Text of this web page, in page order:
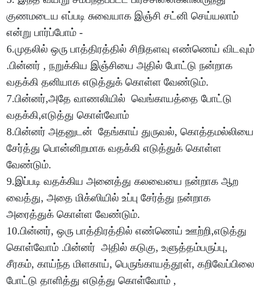
குணமடைய எப்படி சுவையாக இஞ்சி சட்னி செய்யலாம்
என்று பார்ப்போம் -
6.முதலில் ஒரு பாத்திரத்தில் சிறிதளவு எண்ணெய் விடவும்
.பின்னர் , நறுக்கிய இஞ்சியை அதில் போட்டு நன்றாக
வதக்கி தனியாக எடுத்துக் கொள்ள வேண்டும்.
7.பின்னர்,அதே வாணலியில் வெங்காயத்தை போட்டு
வதக்கி,எடுத்து கொள்வோம்
8.பின்னர் அதனுடன் தேங்காய் துருவல், கொத்தமல்லியை
சேர்த்து பொன்னிறமாக வதக்கி எடுத்துக் கொள்ள
வேண்டும்.
9.இப்படி வதக்கிய அனைத்து கலவையை நன்றாக ஆற
வைத்து, அதை மிக்ஸியில் உப்பு சேர்த்து நன்றாக
அரைத்துக் கொள்ள வேண்டும்.
10.பின்னர், ஒரு பாத்திரத்தில் எண்ணெய் ஊற்றி,எடுத்து
கொள்வோம் .பின்னர் அதில் கடுகு, உளுத்தம்பருப்பு,
சீரகம், காய்ந்த மிளகாய், பெருங்காயத்தூள், கறிவேப்பிலை
போட்டு தாளித்து எடுத்து கொள்வோம் ,